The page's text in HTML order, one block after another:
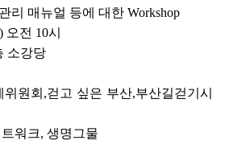
리 매뉴얼 등에 대한 Workshop
오전 10시
소강당
원회,걷고 싶은 부산,부산길걷기시
워크, 생명그물